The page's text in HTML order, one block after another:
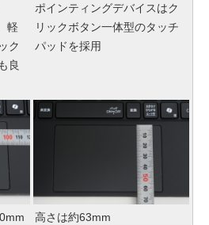
軽
ク
良
ポインティングデバイスはク
リックボタン一体型のタッチ
パッドを採用
高さは約63mm